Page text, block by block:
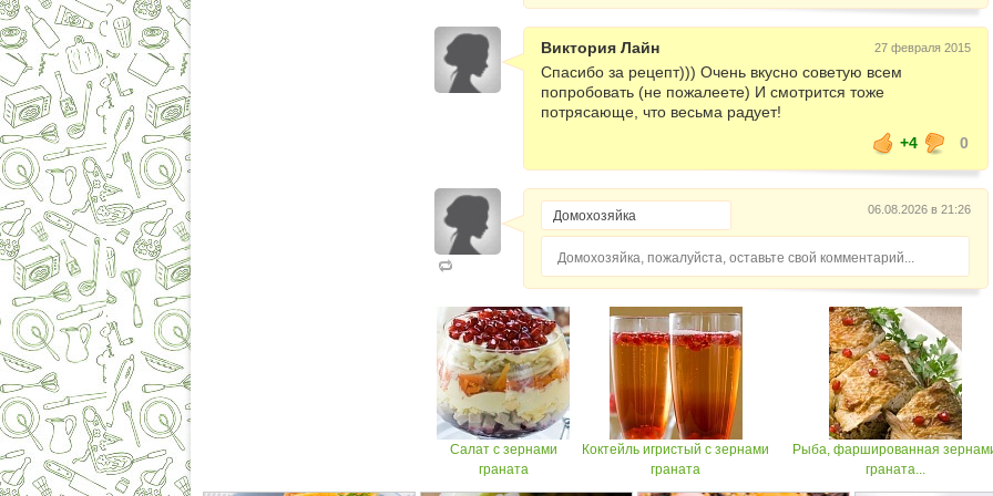
Виктория Лайн 27 февраля 2015
Спасибо за рецепт))) Очень вкусно советую всем
попробовать (не пожалеете) И смотрится тоже
потрясающе, что весьма радует!
+4
0
06.08.2026 в 21:26
Домохозяйка, пожалуйста, оставьте свой комментарий...
Салат с зернами
граната
Коктейль игристый с зернами
граната
Рыба, фаршированная
граната...